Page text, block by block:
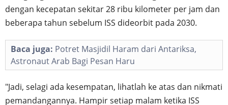
dengan kecepatan sekitar 28 ribu kilometer per jam dan
beberapa tahun sebelum ISS dideorbit pada 2030.
Baca juga: Potret Masjidil Haram dari Antariksa,
Astronaut Arab Bagi Pesan Haru
"Jadi, selagi ada kesempatan, lihatlah ke atas dan nikmati
pemandangannya. Hampir setiap malam ketika ISS